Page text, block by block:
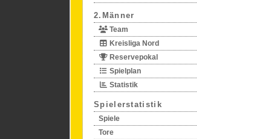
2.Männer
Team
Kreisliga Nord
Reservepokal
Spielplan
Statistik
Spielerstatistik
Spiele
Tore